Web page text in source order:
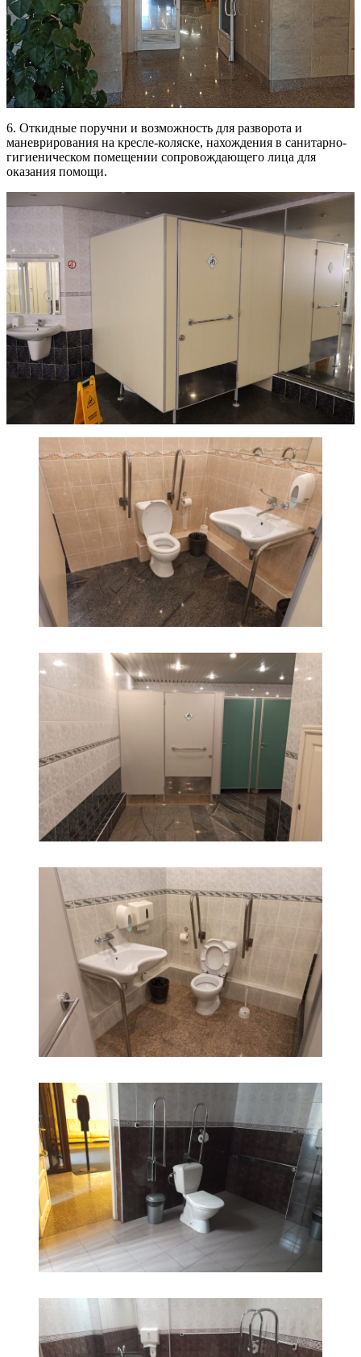
6. Откидные поручни и возможность для разворота и
маневрирования на кресле-коляске, нахождения в санитарно-
гигиеническом помещении сопровождающего лица для
оказания помощи.